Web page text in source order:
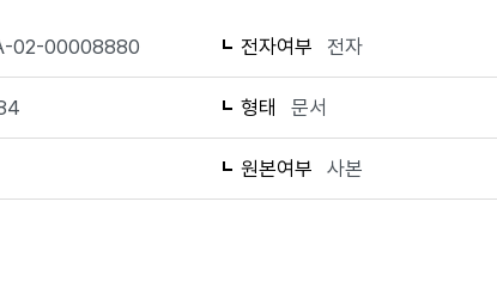
02-00008880 전자여부 전자
형태 문서
원본여부 사본